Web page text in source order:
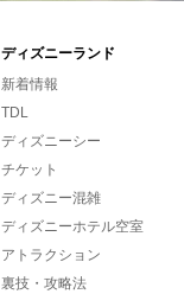
ディズニーランド
新着情報
TDL
ディズニーシー
チケット
ディズニー混雑
ディズニーホテル空室
アトラクション
裏技・攻略法